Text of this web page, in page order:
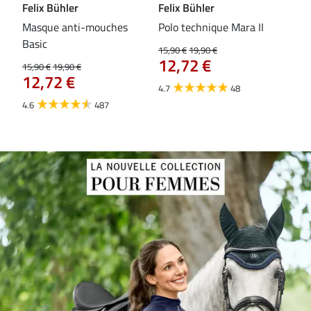
Felix Bühler
Masque anti-mouches
Basic
15,90 €19,90 €
12,72 €
4.6 487
Felix Bühler
Polo technique Mara II
15,90 €19,90 €
12,72 €
4.7 48